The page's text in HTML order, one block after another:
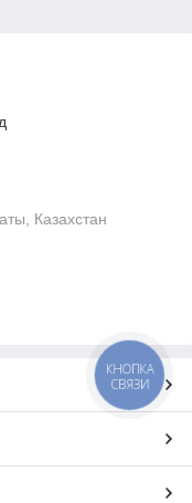
Казахстан
КНОПКА
СВЯЗИ